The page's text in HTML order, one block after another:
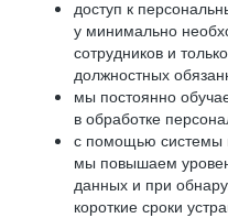
доступ к
у минимально
сотрудников и
должностных
мы постоянно
в обработке
с помощью системы
мы повышаем
данных и при
короткие сроки